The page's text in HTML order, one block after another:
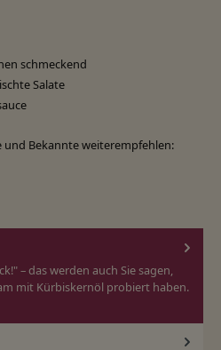
schmeckend
Salate
und Bekannte weiterempfehlen:
– das werden auch Sie sagen,
mit Kürbiskernöl probiert haben.